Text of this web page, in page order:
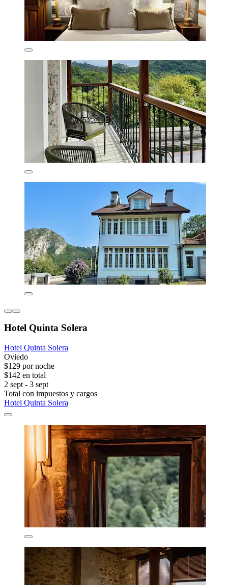
Hotel Quinta Solera
Hotel Quinta Solera
Oviedo
$129 por noche
$142 en total
2 sept - 3 sept
Total con impuestos y cargos
Hotel Quinta Solera